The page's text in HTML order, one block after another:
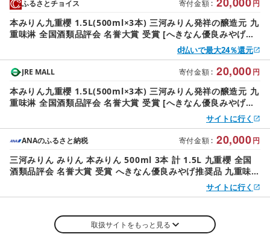
寄付金額 : 円
ふるさとチョイス
本みりん九重櫻 1.5L(500ml×3本) 三河みりん発祥の醸造元 九
重味淋 全国酒類品評会 名誉大賞 受賞 [へきなん優良みやげ推
奨品] みりん ミリン 味醂 発祥 醸造のまち 碧南 国内産 水稲も
ち米 米こうじ 簡単プロの味に 本格米焼酎 調味料 料理 本格 厳
選素材
d払いで最大24％還元
寄付金額 : 20,000円
JRE MALL
本みりん九重櫻 1.5L(500ml×3本) 三河みりん発祥の醸造元 九
重味淋 全国酒類品評会 名誉大賞 受賞 [へきなん優良みやげ推
奨品] みりん ミリン 味醂 発祥 醸造のまち 碧南 国内産 水稲も
ち米 米こうじ 簡単プロの味に 本格米焼酎 調味料 料理 本格 厳
選素材
サイトに行く
寄付金額 : 20,000円
ANAのふるさと納税
三河みりん みりん 本みりん 500ml 3本 計 1.5L 九重櫻 全国
酒類品評会 名誉大賞 受賞 へきなん優良みやげ推奨品 九重味淋
江戸時代 創業 昔ながらの製法 じっくり 醸造 原材料 厳選 国産
もち米 自然な甘み 豊富なうま味 料亭の味 料理 調味料 愛知県
サイトに行く
取扱サイトをもっと見る